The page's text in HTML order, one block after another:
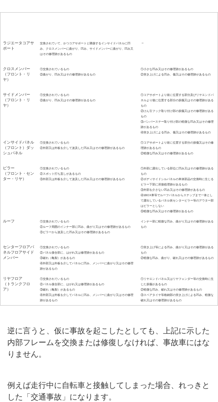
ラジエータコアサ
ポート
交換されていて、かつコアサポートと隣接するインサイドパネルに凹
み、クロスメンバーに曲がり、凹み、サイドメンバーに曲がり、凹み又
はその修理跡があるもの
－
クロスメンバー
（フロント・リ
ヤ）
①交換されているもの
②曲がり、凹み又はその修理跡があるもの
①小さな凹み又はその修理跡があるもの
②突き上げによる凹み、傷又はその修理跡があるもの
サイドメンバー
（フロント・リ
ヤ）
①交換されているもの
②曲がり、凹み又はその修理跡があるもの
①コアサポートより前に位置する部分及びリヤエンドパ
ネルより後に位置する部分の損傷又はその修理跡がある
もの
②けん引フック取り付け部の損傷又はその修理跡がある
もの
③バンパーステー取り付け部の軽微な凹み又はその修理
跡があるもの
④突き上げによる凹み、傷又はその修理跡があるもの
インサイドパネル
（フロント）ダッ
シュパネル
①交換されているもの
②外部又は外板を介して波及した凹み又はその修理跡があるもの
①コアサポートより前に位置する部分の損傷又はその修
理跡があるもの
②軽微な凹み又はその修理跡があるもの
ピラー
（フロント・セン
ター・リヤ）
①交換されているもの
②スポット打ち直しがあるもの
③外部又は外板を介して波及した凹み又はその修理跡があるもの
①外部に露出している部位に凹み又はその修理跡がある
もの
②ボディサイドシルパネルの単体部品の交換時に生じる
ピラー下部に溶接処理跡があるもの
③外部を介さない凹み又はその修理跡があるもの
④1BOX車等でルーフパネルからステップまで一体とし
て露出しているパネル状センターピラー等のアウター部
はピラーとしない
⑤軽微な凹み又はその修理跡があるもの
ルーフ
①交換されているもの
②ルーフ周囲のインナー部に凹み、曲がり又はその修理跡があるもの
③ピラーから波及した凹み又はその修理跡があるもの
インナー部に軽微な凹み、曲がり又はその修理跡がある
もの
センターフロアパ
ネルフロアサイド
メンバー
①交換されているもの
②パネル接合部に、はがれ又は修理跡があるもの
③破れ（亀裂）があるもの
④外部又は外板を介してパネルに凹み、メンバーに曲がり又はその修理
跡があるもの
①突き上げ等による凹み、曲がり又はその修理跡がある
もの
②軽微な凹み、曲がり、破れ又はその修理跡があるもの
リヤフロア
（トランクフロ
ア）
①交換されているもの
②パネル接合部に、はがれ又は修理跡があるもの
③破れ（亀裂）があるもの
④外部又は外板を介してパネルに凹み、メンバーに曲がり又はその修理
跡があるもの
①リヤエンドパネル又はリヤフェンダー等の交換時に生
じた損傷があるもの
②軽微な凹み、破れ又はその修理跡があるもの
③スペアタイヤ等格納部の突き上げによる凹み、軽微な
破れ又はその修理跡があるもの
逆に言うと、仮に事故を起こしたとしても、上記に示した
内部フレームを交換または修復しなければ、事故車にはな
りません。
例えば走行中に自転車と接触してしまった場合、れっきと
した「交通事故」になります。